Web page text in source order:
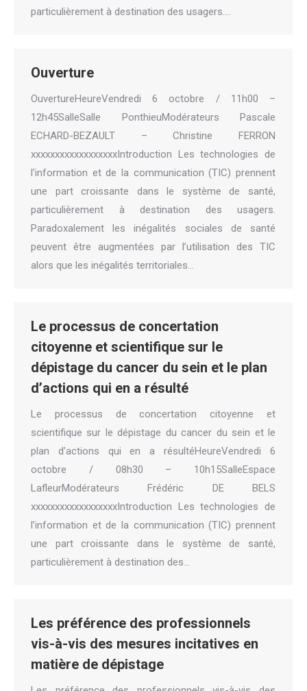
particulièrement à destination des usagers.…
Ouverture
OuvertureHeureVendredi 6 octobre / 11h00 –
12h45SalleSalle PonthieuModérateurs Pascale
ECHARD-BEZAULT – Christine FERRON
xxxxxxxxxxxxxxxxxxIntroduction Les technologies de
l’information et de la communication (TIC) prennent
une part croissante dans le système de santé,
particulièrement à destination des usagers.
Paradoxalement les inégalités sociales de santé
peuvent être augmentées par l’utilisation des TIC
alors que les inégalités territoriales…
Le processus de concertation
citoyenne et scientifique sur le
dépistage du cancer du sein et le plan
d’actions qui en a résulté
Le processus de concertation citoyenne et
scientifique sur le dépistage du cancer du sein et le
plan d’actions qui en a résultéHeureVendredi 6
octobre / 08h30 – 10h15SalleEspace
LafleurModérateurs Frédéric DE BELS
xxxxxxxxxxxxxxxxxxIntroduction Les technologies de
l’information et de la communication (TIC) prennent
une part croissante dans le système de santé,
particulièrement à destination des…
Les préférence des professionnels
vis-à-vis des mesures incitatives en
matière de dépistage